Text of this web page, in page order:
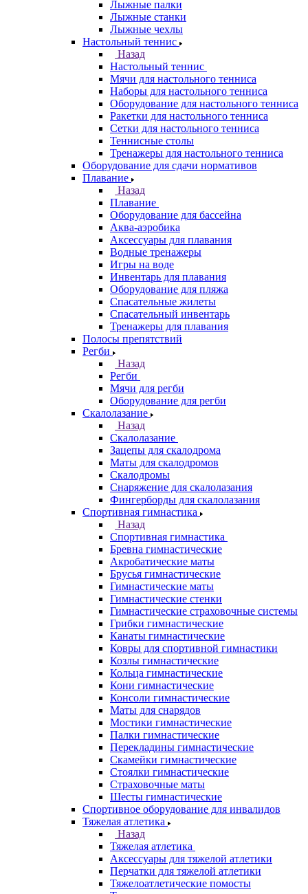
Лыжные палки
Лыжные станки
Лыжные чехлы
Настольный теннис
Назад
Настольный теннис
Мячи для настольного тенниса
Наборы для настольного тенниса
Оборудование для настольного тенниса
Ракетки для настольного тенниса
Сетки для настольного тенниса
Теннисные столы
Тренажеры для настольного тенниса
Оборудование для сдачи нормативов
Плавание
Назад
Плавание
Оборудование для бассейна
Аква-аэробика
Аксессуары для плавания
Водные тренажеры
Игры на воде
Инвентарь для плавания
Оборудование для пляжа
Спасательные жилеты
Спасательный инвентарь
Тренажеры для плавания
Полосы препятствий
Регби
Назад
Регби
Мячи для регби
Оборудование для регби
Скалолазание
Назад
Скалолазание
Зацепы для скалодрома
Маты для скалодромов
Скалодромы
Снаряжение для скалолазания
Фингерборды для скалолазания
Спортивная гимнастика
Назад
Спортивная гимнастика
Бревна гимнастические
Акробатические маты
Брусья гимнастические
Гимнастические маты
Гимнастические стенки
Гимнастические страховочные системы
Грибки гимнастические
Канаты гимнастические
Ковры для спортивной гимнастики
Козлы гимнастические
Кольца гимнастические
Кони гимнастические
Консоли гимнастические
Маты для снарядов
Мостики гимнастические
Палки гимнастические
Перекладины гимнастические
Скамейки гимнастические
Стоялки гимнастические
Страховочные маты
Шесты гимнастические
Спортивное оборудование для инвалидов
Тяжелая атлетика
Назад
Тяжелая атлетика
Аксессуары для тяжелой атлетики
Перчатки для тяжелой атлетики
Тяжелоатлетические помосты